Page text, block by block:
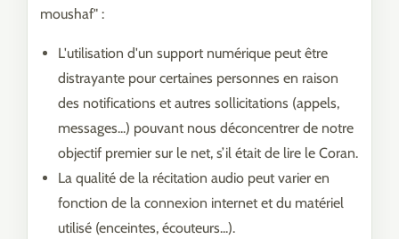
moushaf" :
L'utilisation d'un support numérique peut être
distrayante pour certaines personnes en raison
des notifications et autres sollicitations (appels,
messages...) pouvant nous déconcentrer de notre
objectif premier sur le net, s’il était de lire le Coran.
La qualité de la récitation audio peut varier en
fonction de la connexion internet et du matériel
utilisé (enceintes, écouteurs...).